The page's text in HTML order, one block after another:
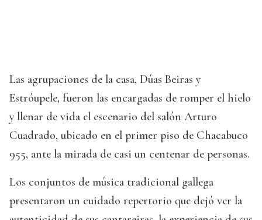
Las agrupaciones de la casa, Dúas Beiras y
Estróupele, fueron las encargadas de romper el hielo
y llenar de vida el escenario del salón Arturo
Cuadrado, ubicado en el primer piso de Chacabuco
955, ante la mirada de casi un centenar de personas.
Los conjuntos de música tradicional gallega
presentaron un cuidado repertorio que dejó ver la